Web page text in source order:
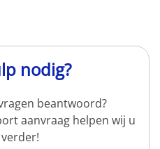
nodig?
beantwoord?
aanvraag helpen wij u